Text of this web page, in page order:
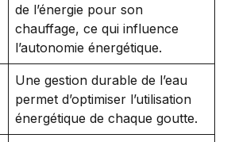
de l’énergie pour son
chauffage, ce qui influence
l’autonomie énergétique.
Une gestion durable de l’eau
permet d’optimiser l’utilisation
énergétique de chaque goutte.